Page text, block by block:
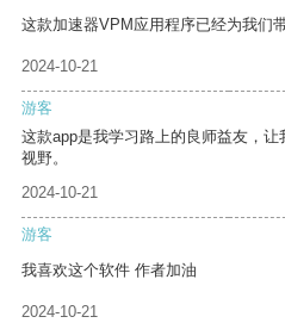
这款加速器VPM应用程序已经为我们
2024-10-21
游客
这款app是我学习路上的良师益友，
视野。
2024-10-21
游客
我喜欢这个软件 作者加油
2024-10-21